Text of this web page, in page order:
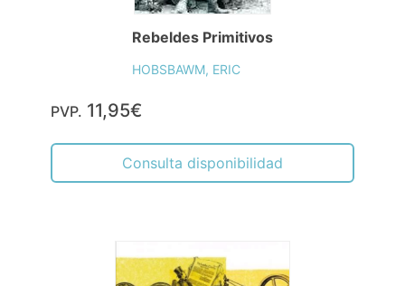
Rebeldes Primitivos
HOBSBAWM, ERIC
PVP. 11,95€
Consulta disponibilidad